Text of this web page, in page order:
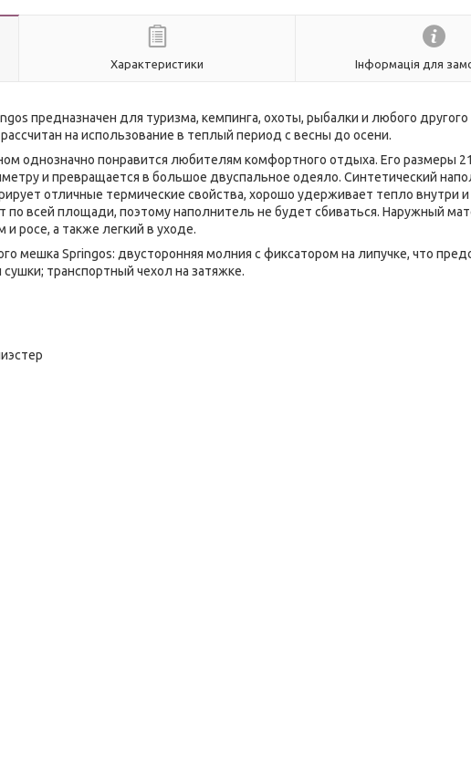
Характеристики Інформація для
предназначен для туризма, кемпинга, охоты, рыбалки и любого другого
на использование в теплый период с весны до осени.
однозначно понравится любителям комфортного отдыха. Его размеры
и превращается в большое двуспальное одеяло. Синтетический
отличные термические свойства, хорошо удерживает тепло внутри
по всей площади, поэтому наполнитель не будет сбиваться. Наружный
росе, а также легкий в уходе.
мешка Springos: двусторонняя молния с фиксатором на липучке, что
транспортный чехол на затяжке.